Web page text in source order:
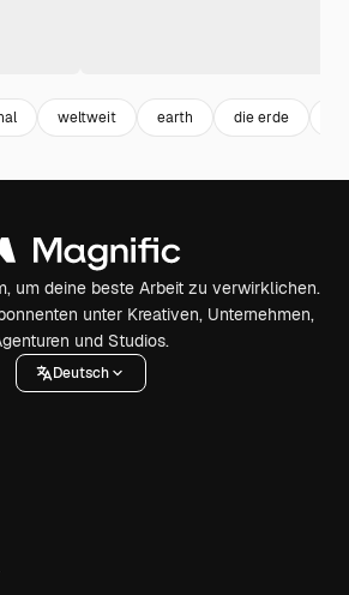
weltweit earth die erde
um deine beste Arbeit zu verwirklichen.
unter Kreativen, Unternehmen,
und Studios.
Deutsch